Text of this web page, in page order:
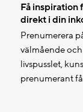
Få inspiration
direkt i din
Prenumerera
välmående
livspusslet,
prenumerant